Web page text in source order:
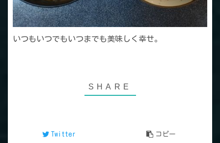
いつもいつでもいつまでも美味しく幸せ。
Twitter コピー